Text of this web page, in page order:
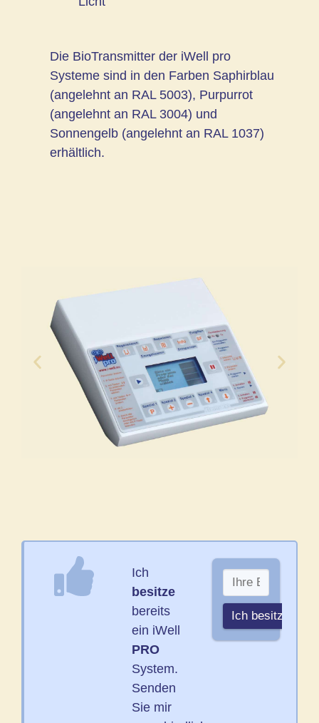
Die BioTransmitter der iWell pro
Systeme sind in den Farben Saphirblau
(angelehnt an RAL 5003), Purpurrot
(angelehnt an RAL 3004) und
Sonnengelb (angelehnt an RAL 1037)
erhältlich.
Controller
Ich
besitze
bereits
ein iWell
PRO
System.
Senden
Sie mir